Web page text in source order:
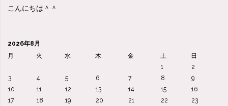
こんにちは＾＾
2026年8月
月
火 水 木 金 土
日
1
2
3
4 5 6 7 8
9
10
11 12 13 14 15
16
17
18 19 20 21 22
23